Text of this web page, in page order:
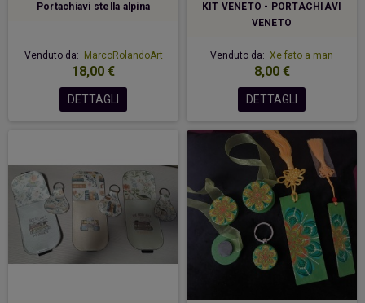
Portachiavi stella alpina
Venduto da: MarcoRolandoArt
18,00 €
DETTAGLI
KIT VENETO - PORTACHIAVI
VENETO
Venduto da: Xe fato a man
8,00 €
DETTAGLI